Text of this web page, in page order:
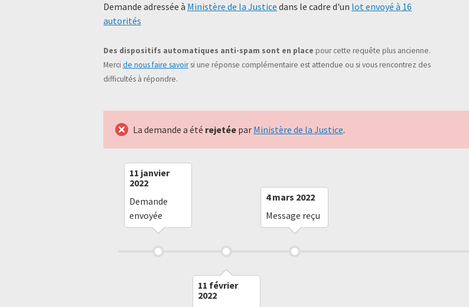
Demande adressée à Ministère de la Justice dans le cadre d'un lot envoyé à 16
autorités
Des dispositifs automatiques anti-spam sont en place pour cette requête plus ancienne.
Merci de nous faire savoirsi une réponse complémentaire est attendue ou si vous rencontrez des
difficultés à répondre.
La demande a été rejetée par Ministère de la Justice.
11 janvier
2022
Demande
envoyée
11 février
2022
4 mars 2022
Message reçu